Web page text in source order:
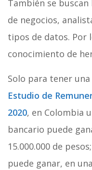
También se
de negocios,
tipos de datos. Por
conocimiento de
Solo para tener
Estudio de
2020, en Colombia
bancario puede
15.000.000 de
puede ganar, en